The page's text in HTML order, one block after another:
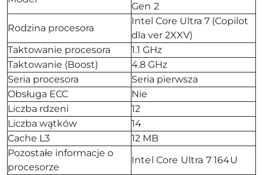
Gen 2
Rodzina procesora
Intel Core Ultra 7 (Copilot
dla ver 2XXV)
Taktowanie procesora
1.1 GHz
Taktowanie (Boost)
4.8 GHz
Seria procesora
Seria pierwsza
Obsługa ECC
Nie
Liczba rdzeni
12
Liczba wątków
14
Cache L3
12 MB
Pozostałe informacje o
procesorze
Intel Core Ultra 7 164U